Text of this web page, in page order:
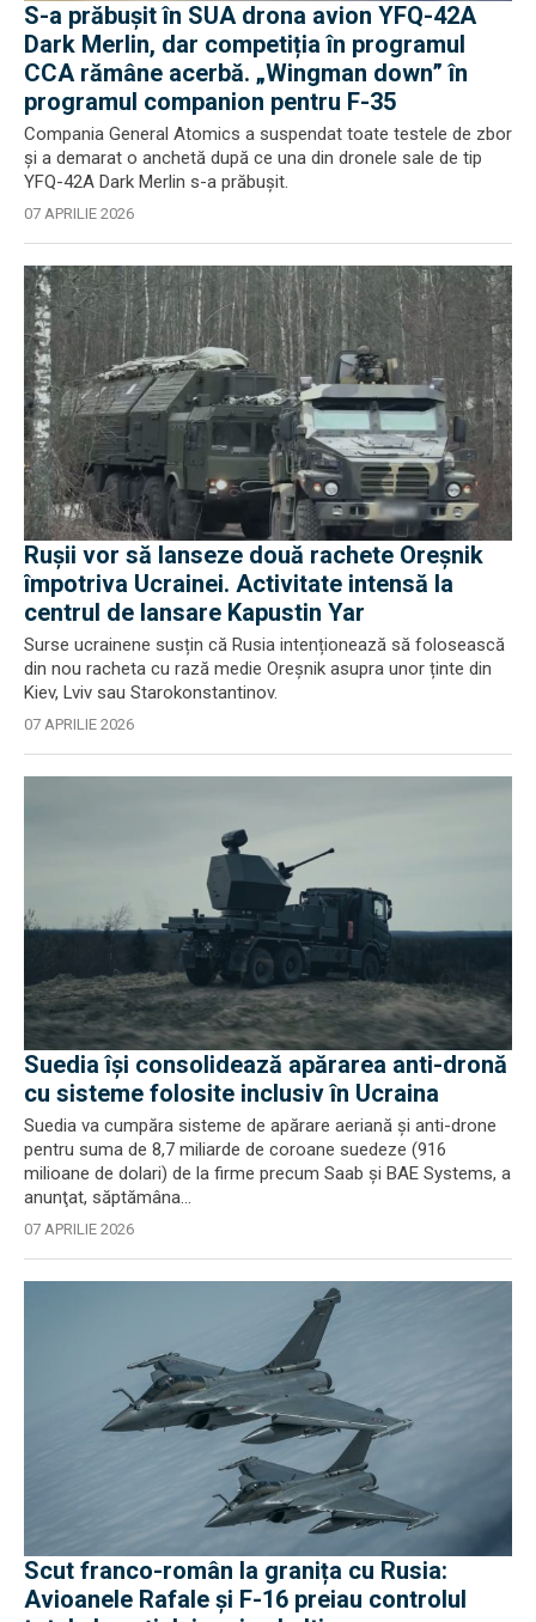
S-a prăbușit în SUA drona avion YFQ-42A
Dark Merlin, dar competiția în programul
CCA rămâne acerbă. „Wingman down” în
programul companion pentru F-35
Compania General Atomics a suspendat toate testele de zbor
și a demarat o anchetă după ce una din dronele sale de tip
YFQ-42A Dark Merlin s-a prăbușit.
07 APRILIE 2026
Rușii vor să lanseze două rachete Oreșnik
împotriva Ucrainei. Activitate intensă la
centrul de lansare Kapustin Yar
Surse ucrainene susțin că Rusia intenționează să folosească
din nou racheta cu rază medie Oreșnik asupra unor ținte din
Kiev, Lviv sau Starokonstantinov.
07 APRILIE 2026
Suedia își consolidează apărarea anti-dronă
cu sisteme folosite inclusiv în Ucraina
Suedia va cumpăra sisteme de apărare aeriană şi anti-drone
pentru suma de 8,7 miliarde de coroane suedeze (916
milioane de dolari) de la firme precum Saab şi BAE Systems, a
anunţat, săptămâna...
07 APRILIE 2026
Scut franco-român la granița cu Rusia:
Avioanele Rafale și F-16 preiau controlul